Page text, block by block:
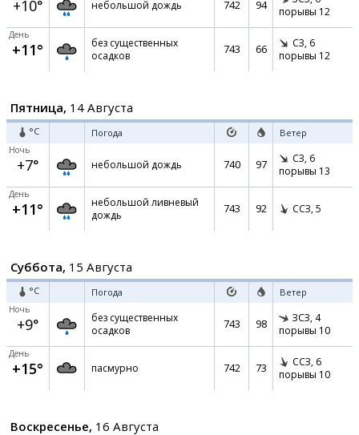
+10° небольшой дождь 742 94
порывы 12
День
+11°
без существенных
осадков
743 66 СЗ, 6
порывы 12
Пятница, 14 Августа
°C Погода Ветер
Ночь
+7° небольшой дождь 740 97 СЗ, 6
порывы 13
День
+11°
небольшой ливневый
дождь
743 92 ССЗ, 5
Суббота, 15 Августа
°C Погода Ветер
Ночь
+9°
без существенных
осадков
743 98 ЗСЗ, 4
порывы 10
День
+15° пасмурно 742 73 ССЗ, 6
порывы 10
Воскресенье, 16 Августа